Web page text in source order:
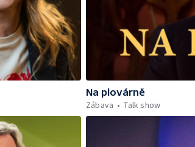
Na plovárně
Zábava
Talk show